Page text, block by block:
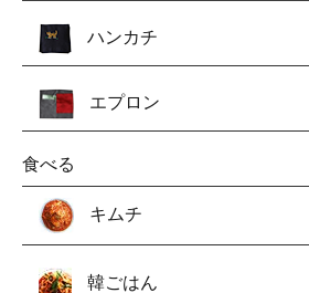
ハンカチ
エプロン
食べる
キムチ
韓ごはん